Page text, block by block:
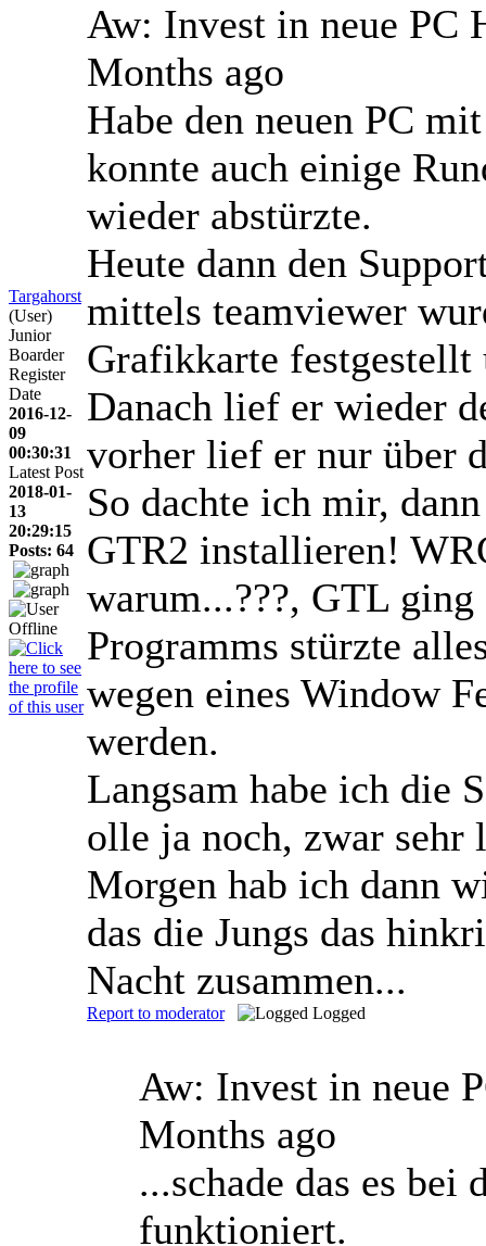
Targahorst
(User)
Junior
Boarder
Register
Date
2016-12-
09
00:30:31
Latest Post
2018-01-
13
20:29:15
Posts: 64
Aw: Invest in neue PC
Months ago
Habe den neuen PC
konnte auch einige
wieder abstürzte.
Heute dann den
mittels teamviewer
Grafikkarte
Danach lief er wieder
vorher lief er nur über
So dachte ich mir,
GTR2 installieren!
warum...???, GTL
Programms stürzte
wegen eines Window
werden.
Langsam habe ich die
olle ja noch, zwar sehr
Morgen hab ich dann
das die Jungs das
Nacht zusammen...
Report to moderator Logged
Aw: Invest in neue
Months ago
...schade das es
funktioniert.